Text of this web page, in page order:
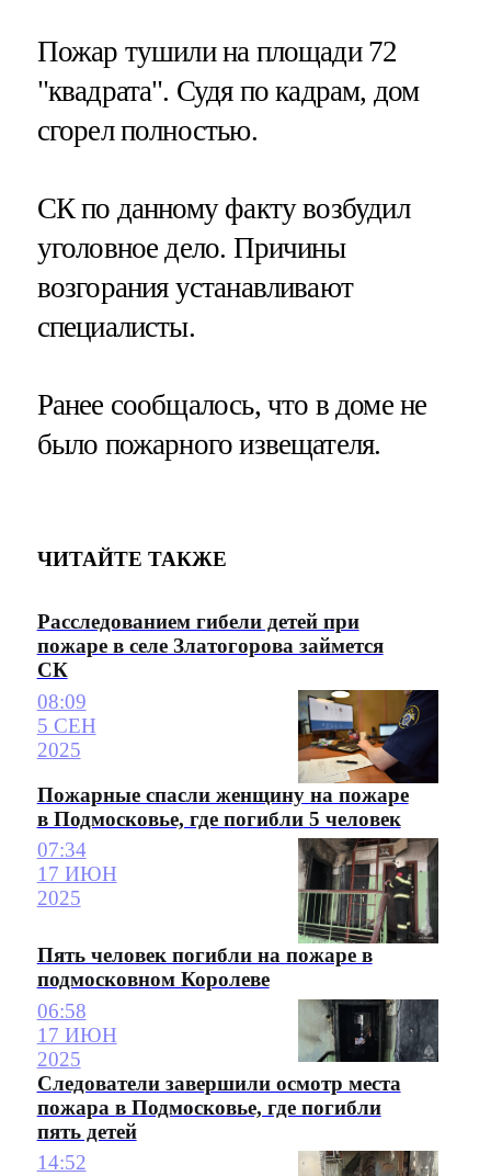
Пожар тушили на площади 72
"квадрата". Судя по кадрам, дом
сгорел полностью.
СК по данному факту возбудил
уголовное дело. Причины
возгорания устанавливают
специалисты.
Ранее сообщалось, что в доме не
было пожарного извещателя.
ЧИТАЙТЕ ТАКЖЕ
Расследованием гибели детей при
пожаре в селе Златогорова займется
СК
08:09
5 СЕН
2025
Пожарные спасли женщину на пожаре
в Подмосковье, где погибли 5 человек
07:34
17 ИЮН
2025
Пять человек погибли на пожаре в
подмосковном Королеве
06:58
17 ИЮН
2025
Следователи завершили осмотр места
пожара в Подмосковье, где погибли
пять детей
14:52